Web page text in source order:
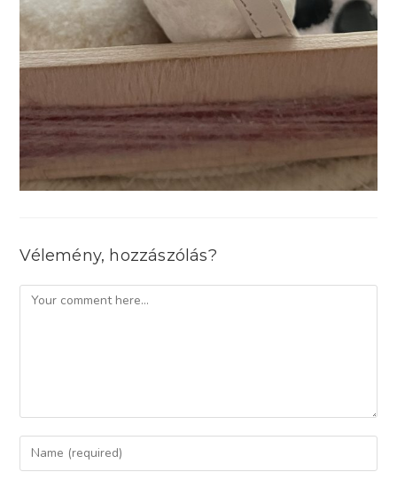
Vélemény, hozzászólás?
Comment
Enter
your